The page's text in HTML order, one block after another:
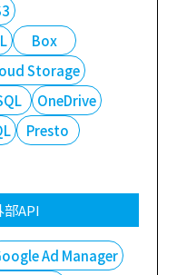
Box
Storage
OneDrive
Presto
API
Ad Manager